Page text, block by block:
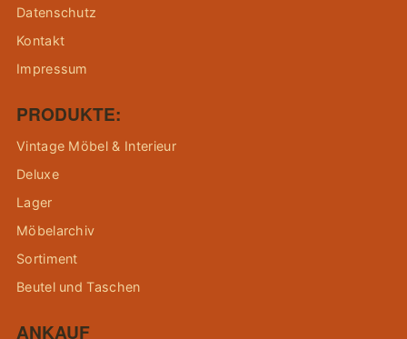
Datenschutz
Kontakt
Impressum
PRODUKTE:
Vintage Möbel & Interieur
Deluxe
Lager
Möbelarchiv
Sortiment
Beutel und Taschen
ANKAUF